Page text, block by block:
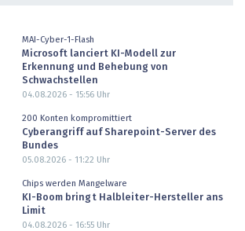
MAI-Cyber-1-Flash
Microsoft lanciert KI-Modell zur
Erkennung und Behebung von
Schwachstellen
04.08.2026 - 15:56Uhr
200 Konten kompromittiert
Cyberangriff auf Sharepoint-Server des
Bundes
05.08.2026 - 11:22 Uhr
Chips werden Mangelware
KI-Boom bringt Halbleiter-Hersteller ans
Limit
04.08.2026 - 16:55Uhr